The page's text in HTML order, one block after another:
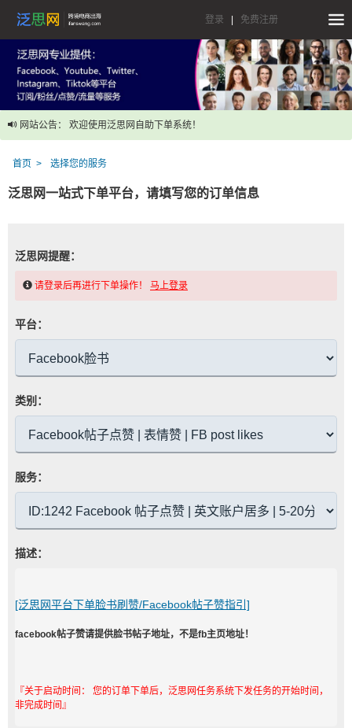
登录 免费注册
网站公告： 欢迎使用泛思网自助下单系统！
首页 选择您的服务
泛思网一站式下单平台，请填写您的订单信息
泛思网提醒：
请登录后再进行下单操作！ 马上登录
平台：
类别：
服务：
描述：
[泛思网平台下单脸书刷赞/Facebook帖子赞指引]
facebook帖子赞请提供脸书帖子地址，不是fb主页地址！
『关于启动时间： 您的订单下单后，泛思网任务系统下发任务的开始时间，
非完成时间』